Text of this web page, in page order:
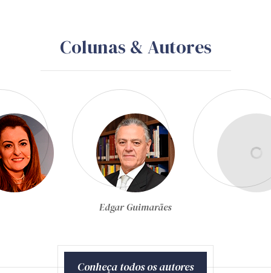
Colunas & Autores
Egon Bockmann Moreira
Conheça todos os autores